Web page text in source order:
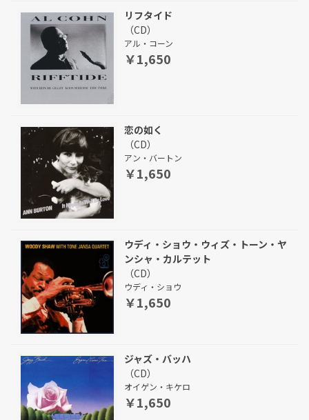
リフタイド
（CD）
アル・コーン
￥1,650
恋の如く
（CD）
アン・バートン
￥1,650
ウディ・ショウ・ウィズ・トーン・ヤ
ンシャ・カルテット
（CD）
ウディ・ショウ
￥1,650
ジャズ・バッハ
（CD）
オイゲン・キケロ
￥1,650